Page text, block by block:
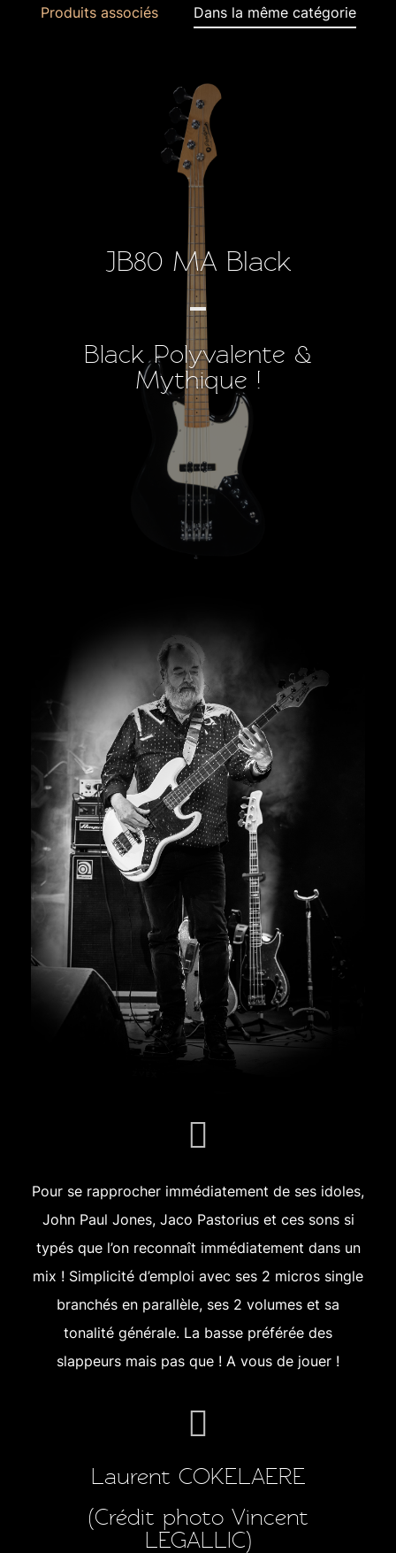
Produits associés
Dans la même catégorie
JB80 MA Black
Black Polyvalente &
Mythique !
Pour se rapprocher immédiatement de ses idoles,
John Paul Jones, Jaco Pastorius et ces sons si
typés que l’on reconnaît immédiatement dans un
mix ! Simplicité d’emploi avec ses 2 micros single
branchés en parallèle, ses 2 volumes et sa
tonalité générale. La basse préférée des
slappeurs mais pas que ! A vous de jouer !
Laurent COKELAERE
(Crédit photo Vincent
LEGALLIC)